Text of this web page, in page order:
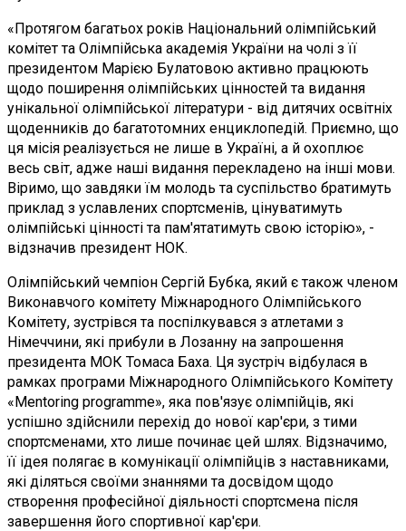
«Протягом багатьох років Національний олімпійський
комітет та Олімпійська академія України на чолі з її
президентом Марією Булатовою активно працюють
щодо поширення олімпійських цінностей та видання
унікальної олімпійської літератури - від дитячих освітніх
щоденників до багатотомних енциклопедій. Приємно, що
ця місія реалізується не лише в Україні, а й охоплює
весь світ, адже наші видання перекладено на інші мови.
Віримо, що завдяки їм молодь та суспільство братимуть
приклад з уславлених спортсменів, цінуватимуть
олімпійські цінності та пам'ятатимуть свою історію», -
відзначив президент НОК.
Олімпійський чемпіон Сергій Бубка, який є також членом
Виконавчого комітету Міжнародного Олімпійського
Комітету, зустрівся та поспілкувався з атлетами з
Німеччини, які прибули в Лозанну на запрошення
президента МОК Томаса Баха. Ця зустріч відбулася в
рамках програми Міжнародного Олімпійського Комітету
«Mentoring programme», яка пов'язує олімпійців, які
успішно здійснили перехід до нової кар'єри, з тими
спортсменами, хто лише починає цей шлях. Відзначимо,
її ідея полягає в комунікації олімпійців з наставниками,
які діляться своїми знаннями та досвідом щодо
створення професійної діяльності спортсмена після
завершення його спортивної кар'єри.